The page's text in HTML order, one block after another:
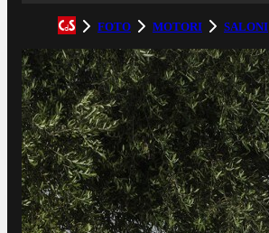
FOTO MOTORI SALONI